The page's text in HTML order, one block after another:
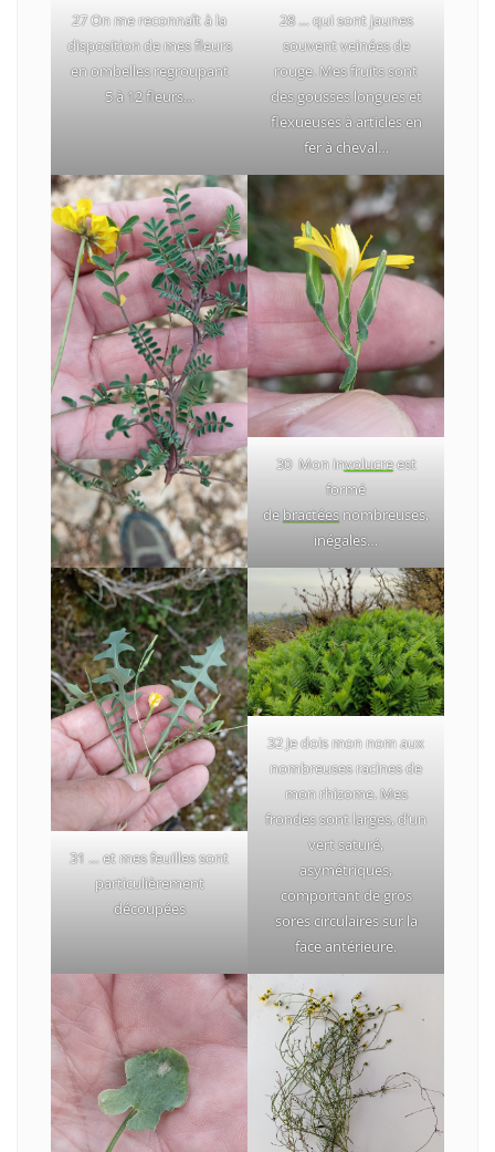
27 On me reconnaît à la
disposition de mes fleurs
en ombelles regroupant
5 à 12 fleurs…
28 … qui sont jaunes
souvent veinées de
rouge. Mes fruits sont
des gousses longues et
flexueuses à articles en
fer à cheval…
30 Mon involucreest
formé
debractéesnombreuses,
inégales…
31 … et mes feuilles sont
particulièrement
découpées
32 Je dois mon nom aux
nombreuses racines de
mon rhizome. Mes
frondes sont larges, d’un
vert saturé,
asymétriques,
comportant de gros
sores circulaires sur la
face antérieure.